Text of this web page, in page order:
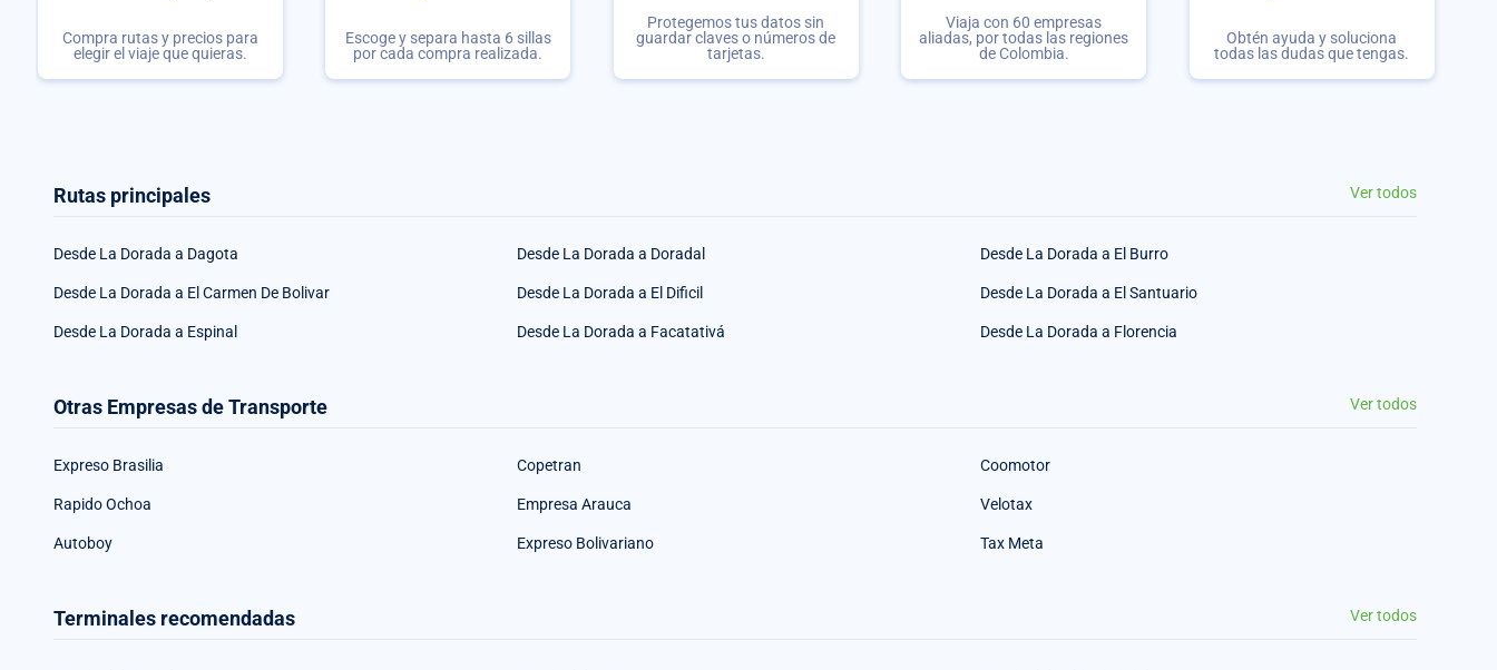
Compra rutas y precios para
elegir el viaje que quieras.
Escoge y separa hasta 6 sillas
por cada compra realizada.
Protegemos tus datos sin
guardar claves o números de
tarjetas.
Viaja con 60 empresas
aliadas, por todas las regiones
de Colombia.
Obtén ayuda y soluciona
todas las dudas que tengas.
Rutas principales Ver todos
Desde La Dorada a Dagota Desde La Dorada a Doradal Desde La Dorada a El Burro
Desde La Dorada a El Carmen De Bolivar Desde La Dorada a El Dificil Desde La Dorada a El Santuario
Desde La Dorada a Espinal Desde La Dorada a Facatativá Desde La Dorada a Florencia
Otras Empresas de Transporte Ver todos
Expreso Brasilia Copetran Coomotor
Rapido Ochoa Empresa Arauca Velotax
Autoboy Expreso Bolivariano Tax Meta
Terminales recomendadas Ver todos